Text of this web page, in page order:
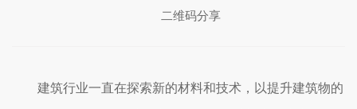
二维码分享
建筑行业一直在探索新的材料和技术，以提升建筑物的